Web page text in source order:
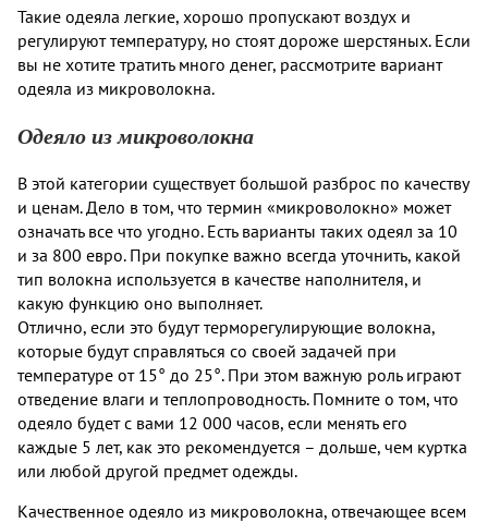
Такие одеяла легкие, хорошо пропускают воздух и
регулируют температуру, но стоят дороже шерстяных. Если
вы не хотите тратить много денег, рассмотрите вариант
одеяла из микроволокна.
Одеяло из микроволокна
В этой категории существует большой разброс по качеству
и ценам. Дело в том, что термин «микроволокно» может
означать все что угодно. Есть варианты таких одеял за 10
и за 800 евро. При покупке важно всегда уточнить, какой
тип волокна используется в качестве наполнителя, и
какую функцию оно выполняет.
Отлично, если это будут терморегулирующие волокна,
которые будут справляться со своей задачей при
температуре от 15° до 25°. При этом важную роль играют
отведение влаги и теплопроводность. Помните о том, что
одеяло будет с вами 12 000 часов, если менять его
каждые 5 лет, как это рекомендуется – дольше, чем куртка
или любой другой предмет одежды.
Качественное одеяло из микроволокна, отвечающее всем